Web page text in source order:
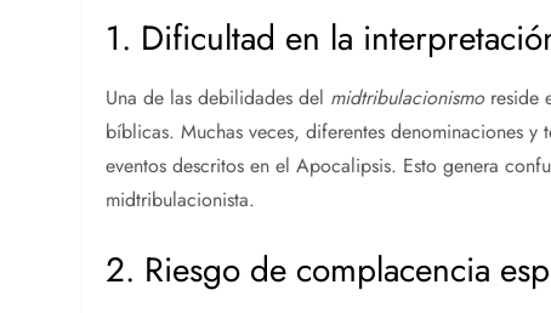
1. Dificultad en la
Una de las debilidades del midtribulacionismoreside
bíblicas. Muchas veces, diferentes denominaciones
eventos descritos en el Apocalipsis. Esto genera
midtribulacionista.
2. Riesgo de complacencia